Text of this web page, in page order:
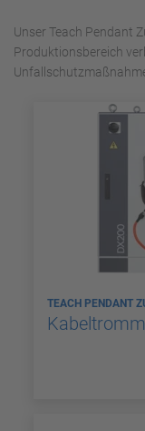
Unser Teach Pendant
Produktionsbereich
TEACH PENDANT